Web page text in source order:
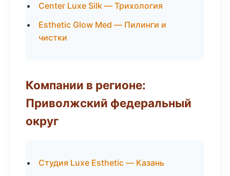
Center Luxe Silk — Трихология
Esthetic Glow Med — Пилинги и
чистки
Компании в регионе:
Приволжский федеральный
округ
Студия Luxe Esthetic — Казань